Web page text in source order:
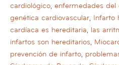
cardiológico, enfermedades del
genética cardiovascular, Infarto
cardíaca es hereditaria, las
infartos son hereditarios,
prevención de infarto,